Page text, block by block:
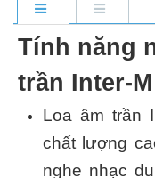
Tính năng
trần Inter-
Loa âm trần
chất lượng
nghe nhạc